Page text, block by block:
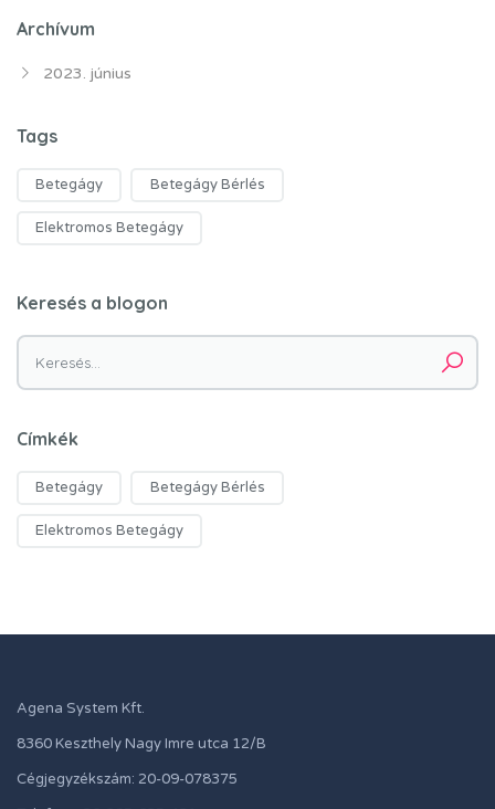
Archívum
2023. június
Tags
Betegágy Betegágy Bérlés
Elektromos Betegágy
Keresés a blogon
Keresés:
Címkék
Betegágy Betegágy Bérlés
Elektromos Betegágy
Agena System Kft.
8360 Keszthely Nagy Imre utca 12/B
Cégjegyzékszám: 20-09-078375